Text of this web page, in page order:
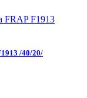
/40/20/